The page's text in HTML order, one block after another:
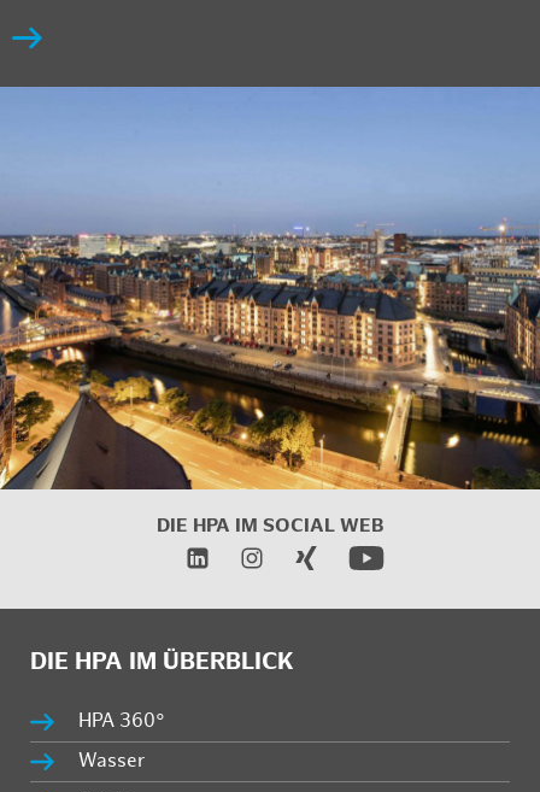
DIE HPA IM SOCIAL WEB
DIE HPA IM ÜBERBLICK
HPA 360°
Wasser